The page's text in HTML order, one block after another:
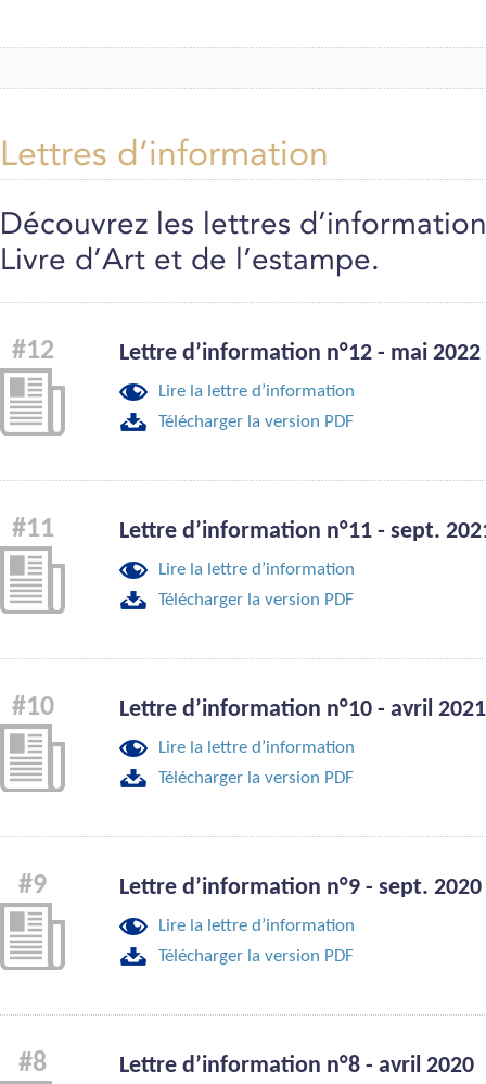
Lettres d’information
Découvrez les lettres
Livre d’Art et de l’estampe.
#12 Lettre d’information n°12 - mai 2022
Lire la lettre d’information
Télécharger la version PDF
#11 Lettre d’information n°11 - sept.
Lire la lettre d’information
Télécharger la version PDF
#10 Lettre d’information n°10 - avril 2021
Lire la lettre d’information
Télécharger la version PDF
#9 Lettre d’information n°9 - sept. 2020
Lire la lettre d’information
Télécharger la version PDF
#8 Lettre d’information n°8 - avril 2020